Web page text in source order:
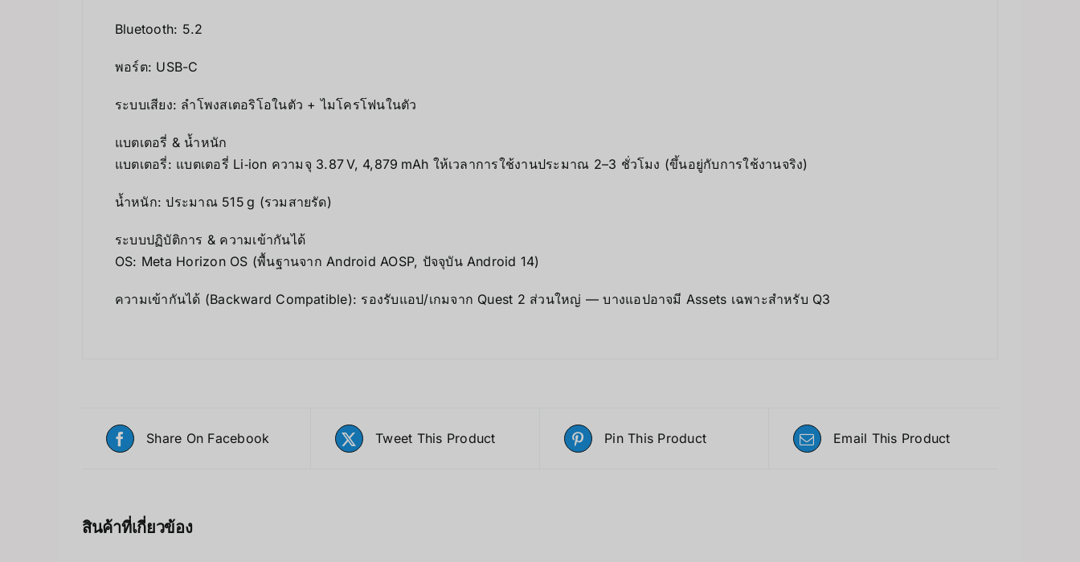
Bluetooth: 5.2
พอร์ต: USB-C
ระบบเสียง: ลำโพงสเตอริโอในตัว + ไมโครโฟนในตัว
แบตเตอรี่ & น้ำหนัก
แบตเตอรี่: แบตเตอรี่ Li‑ion ความจุ 3.87 V, 4,879 mAh ให้เวลาการใช้งานประมาณ 2–3 ชั่วโมง (ขึ้นอยู่กับการใช้งานจริง)
น้ำหนัก: ประมาณ 515 g (รวมสายรัด)
ระบบปฏิบัติการ & ความเข้ากันได้
OS: Meta Horizon OS (พื้นฐานจาก Android AOSP, ปัจจุบัน Android 14)
ความเข้ากันได้ (Backward Compatible): รองรับแอป/เกมจาก Quest 2 ส่วนใหญ่ — บางแอปอาจมี Assets เฉพาะสำหรับ Q3
Share On Facebook Tweet This Product Pin This Product Email This Product
สินค้าที่เกี่ยวข้อง